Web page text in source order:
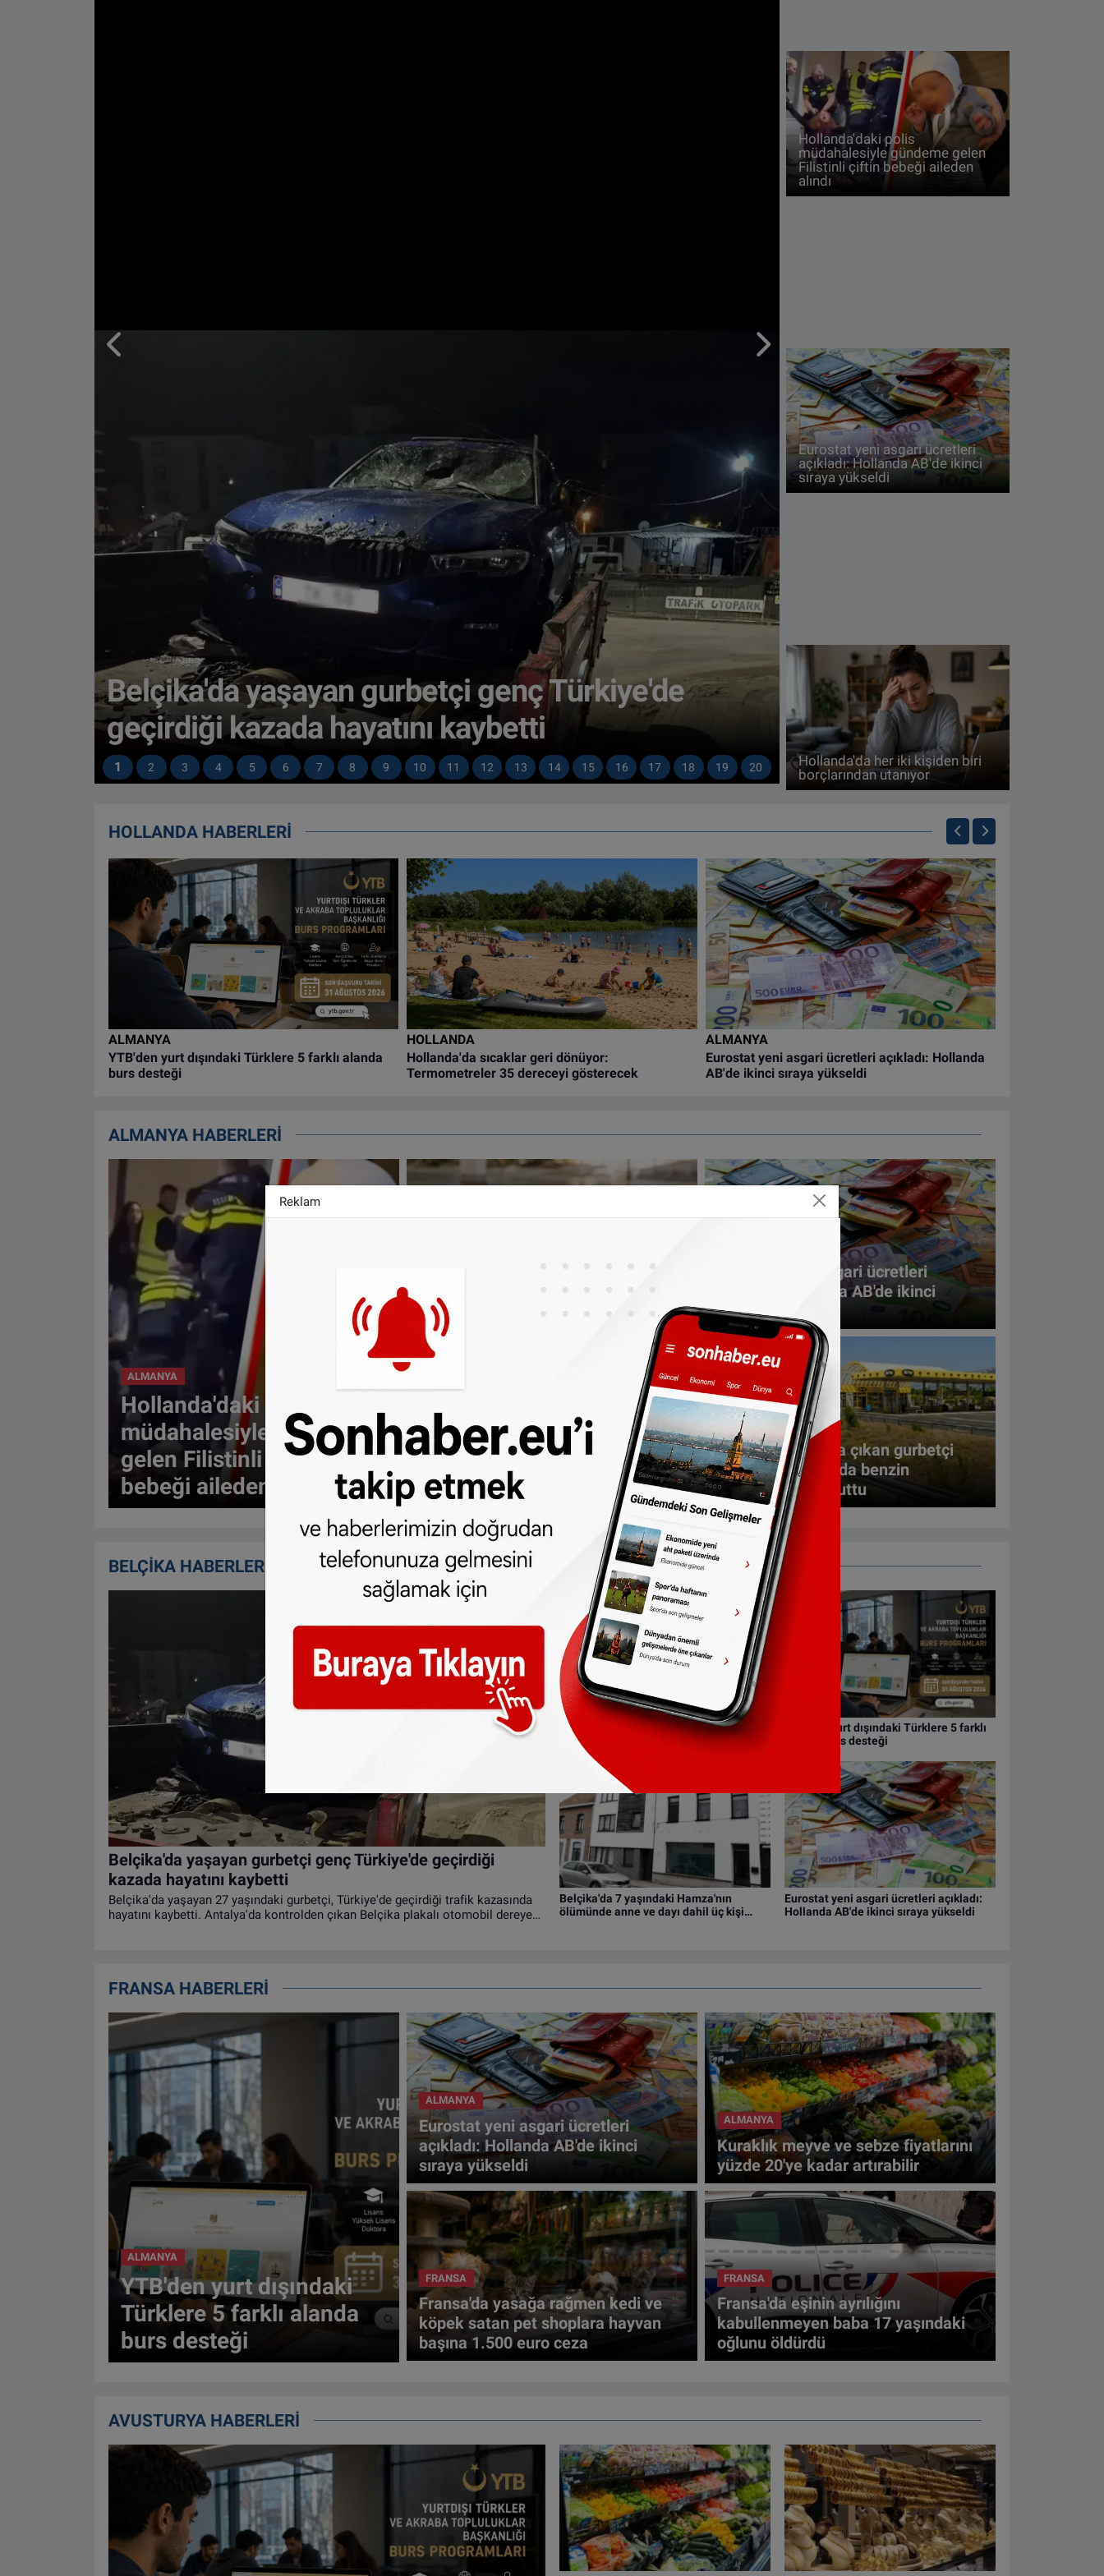
Belçika'da yaşayan gurbetçi genç Türkiye'de
geçirdiği kazada hayatını kaybetti
Almanya'da
çamaşır makinesinde
1 2 3 4 5 6 7 8 9 10 11 12 13 14 15 16 17 18 19 20
Hollanda'daki polis
müdahalesiyle gündeme gelen
Filistinli çiftin bebeği aileden
alındı
Eurostat yeni asgari ücretleri
açıkladı: Hollanda AB'de ikinci
sıraya yükseldi
Hollanda'da her iki kişiden biri
borçlarından utanıyor
HOLLANDA HABERLERİ
ALMANYA
YTB'den yurt dışındaki Türklere 5 farklı alanda
burs desteği
HOLLANDA
Hollanda'da sıcaklar geri dönüyor:
Termometreler 35 dereceyi gösterecek
ALMANYA
Eurostat yeni asgari ücretleri açıkladı: Hollanda
AB'de ikinci sıraya yükseldi
ALMANYA HABERLERİ
ALMANYA
Hollanda'daki polis
müdahalesiyle gündeme
gelen Filistinli çiftin
bebeği aileden alındı
Almanya'da hastanede kaybolan
bebeğin cenazesi çamaşır
makinesinde bulundu
ALMANYA
YTB'den yurt dışındaki Türklere 5
farklı alanda burs desteği
Eurostat yeni asgari ücretleri
açıkladı: Hollanda AB'de ikinci
sıraya yükseldi
ALMANYA
Almanya’dan yola çıkan gurbetçi
eşini Hırvatistan’da benzin
istasyonunda unuttu
BELÇİKA HABERLERİ
Belçika'da yaşayan gurbetçi genç Türkiye'de geçirdiği
kazada hayatını kaybetti
Belçika'da yaşayan 27 yaşındaki gurbetçi, Türkiye'de geçirdiği trafik kazasında
hayatını kaybetti. Antalya'da kontrolden çıkan Belçika plakalı otomobil dereye
Belçika'da öğrenci bursu şartları
değişiyor: Yeterli sayıda ders almayan
burs alamayacak
YTB'den yurt dışındaki Türklere 5 farklı
alanda burs desteği
Belçika'da 7 yaşındaki Hamza'nın
ölümünde anne ve dayı dahil üç kişi
Eurostat yeni asgari ücretleri açıkladı:
Hollanda AB'de ikinci sıraya yükseldi
FRANSA HABERLERİ
ALMANYA
YTB'den yurt dışındaki
Türklere 5 farklı alanda
burs desteği
ALMANYA
Eurostat yeni asgari ücretleri
açıkladı: Hollanda AB'de ikinci
sıraya yükseldi
FRANSA
Fransa'da yasağa rağmen kedi ve
köpek satan pet shoplara hayvan
başına 1.500 euro ceza
ALMANYA
Kuraklık meyve ve sebze fiyatlarını
yüzde 20'ye kadar artırabilir
FRANSA
Fransa'da eşinin ayrılığını
kabullenmeyen baba 17 yaşındaki
oğlunu öldürdü
AVUSTURYA HABERLERİ
Reklam